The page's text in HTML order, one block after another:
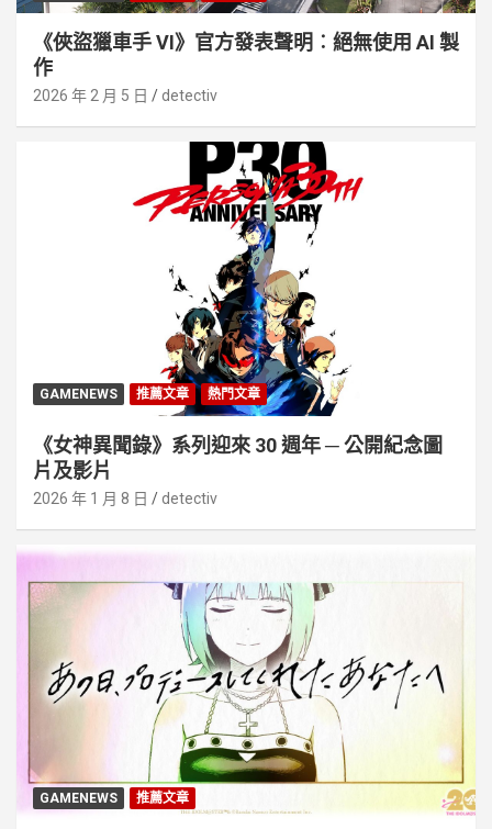
《俠盜獵車手 VI》官方發表聲明︰絕無使用 AI 製
作
2026 年 2 月 5 日 detectiv
GAMENEWS 推薦文章 熱門文章
《女神異聞錄》系列迎來 30 週年 ─ 公開紀念圖
片及影片
2026 年 1 月 8 日 detectiv
GAMENEWS 推薦文章